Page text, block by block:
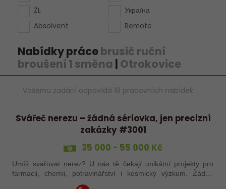
ŽL
Absolvent
Україна
Remote
Nabídky prácebrusič ruční
broušení 1 směna | Otrokovice
Vašemu zadání odpovídá 19 pracovních nabídek:
Svářeč nerezu – žádná sériovka, jen precizní
zakázky #3001
35 000 - 55 000 Kč
Umíš svařovat nerez? U nás tě čekají unikátní projekty pro
farmacii, chemii, potravinářství i kosmický výzkum. Žádná
rutina, ale precizní práce, která má smysl.